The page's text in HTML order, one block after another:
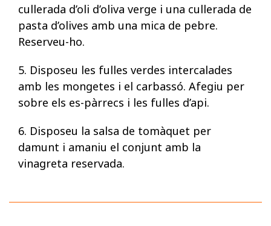
cullerada d’oli d’oliva verge i una cullerada de
pasta d’olives amb una mica de pebre.
Reserveu-ho.
5. Disposeu les fulles verdes intercalades
amb les mongetes i el carbassó. Afegiu per
sobre els es-pàrrecs i les fulles d’api.
6. Disposeu la salsa de tomàquet per
damunt i amaniu el conjunt amb la
vinagreta reservada.